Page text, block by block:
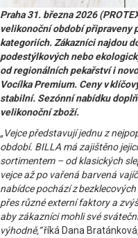
Praha 31. března 2026
velikonoční období připraveny
kategoriích. Zákazníci najdou
podestýlkových nebo
od regionálních pekařství i
Vocílka Premium. Ceny v
stabilní. Sezónní nabídku
velikonoční zboží.
„Vejce představují jednu z
období. BILLA má zajištěno
sortimentem – od klasických
vejce až po vařená barvená
nabídce pochází z
přes různé externí faktory a
aby zákazníci mohli své
výhodně,“říká Dana